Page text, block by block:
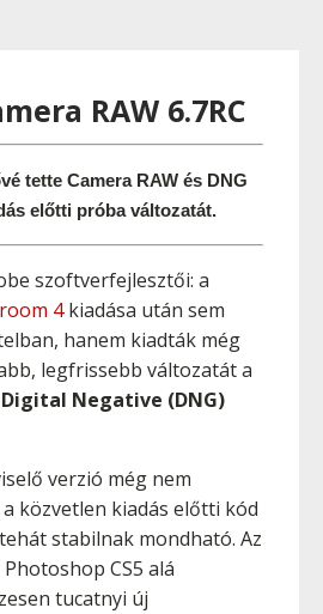
RAW 6.7RC
tette Camera RAW és DNG
előtti próba változatát.
szoftverfejlesztői: a
4kiadása után sem
hanem kiadták még
legfrissebb változatát a
Digital Negative (DNG)
verzió még nem
közvetlen kiadás előtti kód
stabilnak mondható. Az
Photoshop CS5 alá
tucatnyi új